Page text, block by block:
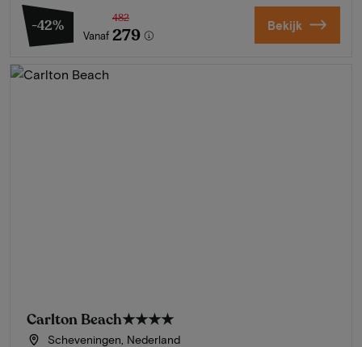
-42%
Vanaf
482
279 Bekijk
Carlton Beach★★★★
Scheveningen, Nederland